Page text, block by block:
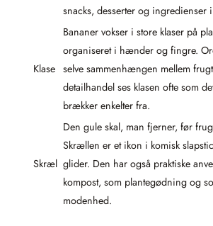
snacks, desserter og ingredienser
Klase
Bananer vokser i store klaser på
organiseret i hænder og fingre.
selve sammenhængen mellem
detailhandel ses klasen ofte som
brækker enkelter fra.
Skræl
Den gule skal, man fjerner, før
Skrællen er et ikon i komisk
glider. Den har også praktiske
kompost, som plantegødning og
modenhed.